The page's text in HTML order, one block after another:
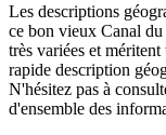
Les descriptions
ce bon vieux Canal
très variées et
rapide description
N'hésitez pas à
d'ensemble des